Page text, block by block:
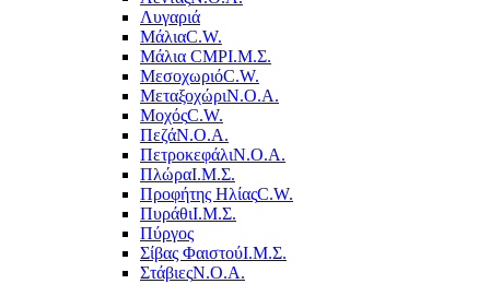
Λυγαριά
ΜάλιαC.W.
Μάλια CMPΙ.Μ.Σ.
ΜεσοχωριόC.W.
ΜεταξοχώριΝ.Ο.Α.
ΜοχόςC.W.
ΠεζάΝ.Ο.Α.
ΠετροκεφάλιΝ.Ο.Α.
ΠλώραΙ.Μ.Σ.
Προφήτης ΗλίαςC.W.
ΠυράθιΙ.Μ.Σ.
Πύργος
Σίβας ΦαιστούΙ.Μ.Σ.
ΣτάβιεςΝ.Ο.Α.